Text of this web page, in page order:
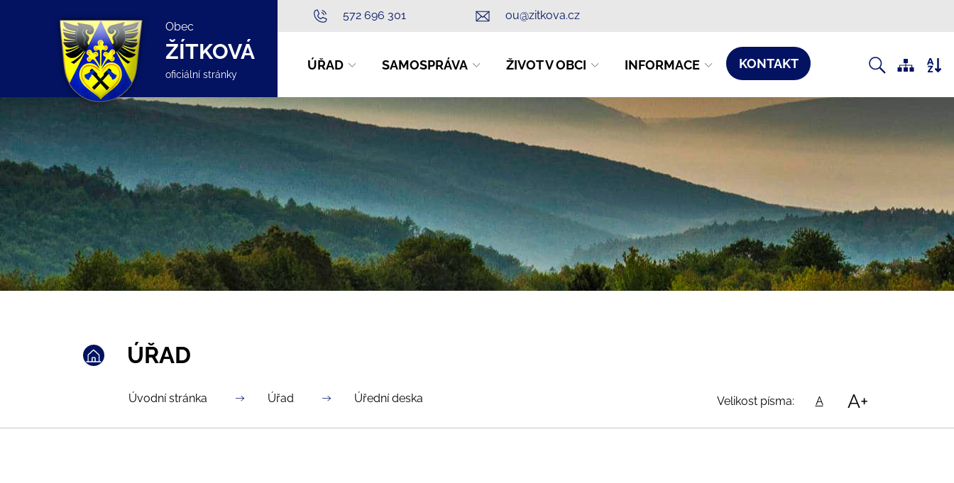
Obec
ŽÍTKOVÁ
oficiální stránky
572 696 301 ou@zitkova.cz
ÚŘAD SAMOSPRÁVA ŽIVOT V OBCI INFORMACE KONTAKT
ÚŘAD
Úvodní stránka Úřad Úřední deska Velikost písma: A A+